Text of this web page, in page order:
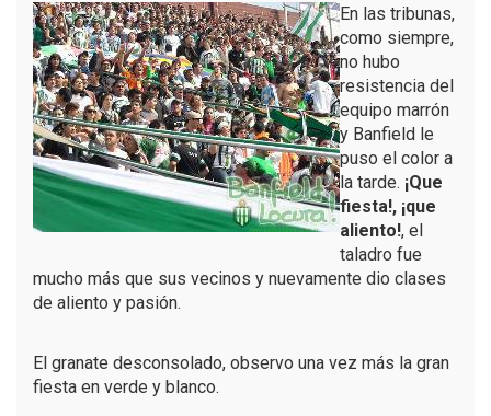
En las tribunas,
como siempre,
no hubo
resistencia del
equipo marrón
y Banfield le
puso el color a
la tarde. ¡Que
fiesta!, ¡que
aliento!, el
taladro fue
mucho más que sus vecinos y nuevamente dio clases
de aliento y pasión.
El granate desconsolado, observo una vez más la gran
fiesta en verde y blanco.